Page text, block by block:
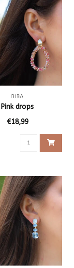
BIBA
Pink drops
€18,99